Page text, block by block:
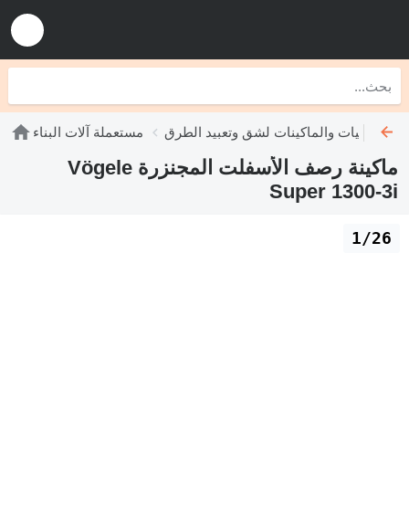
مستعملة آلات البناء الآليات والماكينات لشق وتعبيد الطرق
ماكينة رصف الأسفلت المجنزرة Vögele
Super 1300-3i
1/26